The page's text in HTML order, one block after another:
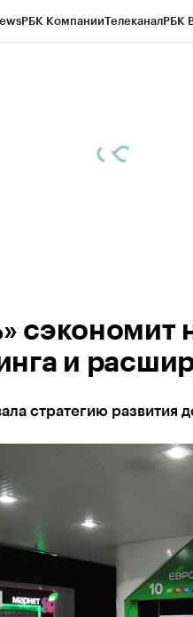
РБК КомпанииТелеканалРБК
сэкономит
и
стратегию развития